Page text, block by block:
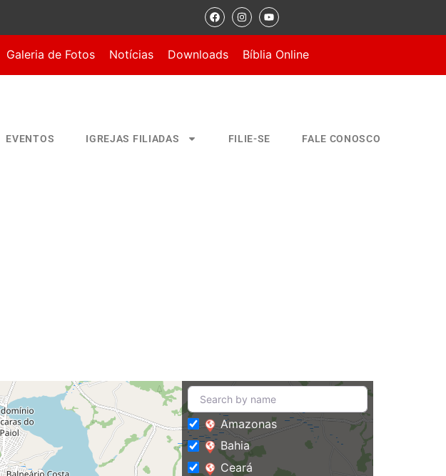
Galeria de Fotos Notícias Downloads Bíblia Online
EVENTOS IGREJAS FILIADAS FILIE-SE FALE CONOSCO
Amazonas
Bahia
Ceará